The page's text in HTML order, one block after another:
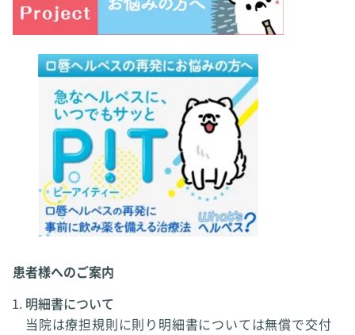
患者様へのご案内
明細書について
当院は療担規則に則り明細書については無償で交付